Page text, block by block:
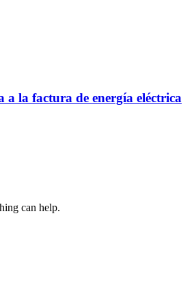
la factura de energía eléctrica
can help.